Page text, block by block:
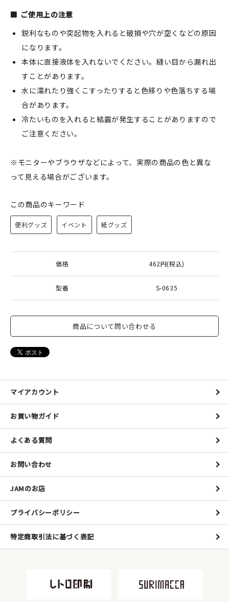
カートを見る
お買い物ガイド
よくある質問
お問い合わせ
ご使用上の注意
鋭利なものや突起物を入れると破損や穴が空くなどの原因
になります。
本体に直接液体を入れないでください。縫い目から漏れ出
すことがあります。
水に濡れたり強くこすったりすると色移りや色落ちする場
合があります。
冷たいものを入れると結露が発生することがありますので
ご注意ください。
※モニターやブラウザなどによって、実際の商品の色と異な
って見える場合がございます。
この商品のキーワード
便利グッズ イベント 紙グッズ
価格 462円(税込)
型番 S-0635
商品について問い合わせる
マイアカウント
お買い物ガイド
よくある質問
お問い合わせ
JAMのお店
プライバシーポリシー
特定商取引法に基づく表記